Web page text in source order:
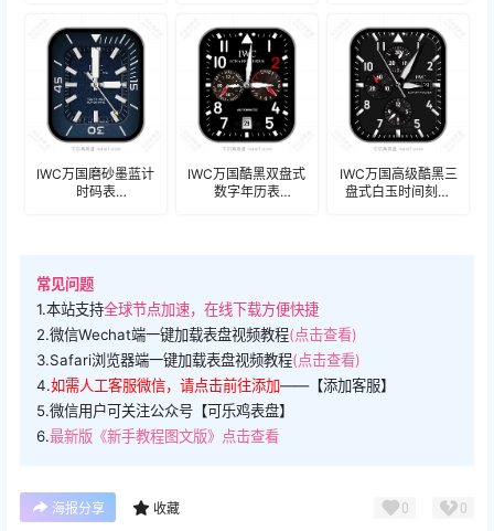
IWC万国磨砂墨蓝计
时码表
IWC万国酷黑双盘式
数字年历表
IWC万国高级酷黑三
盘式白玉时间刻度
常见问题
1.本站支持全球节点加速，在线下载方便快捷
2.微信Wechat端一键加载表盘视频教程(点击查看)
3.Safari浏览器端一键加载表盘视频教程(点击查看)
4.如需人工客服微信，请点击前往添加——【添加客服】
5.微信用户可关注公众号【可乐鸡表盘】
6.最新版《新手教程图文版》点击查看
海报分享 收藏 0 0